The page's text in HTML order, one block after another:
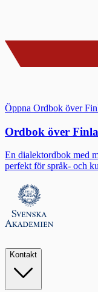
Öppna Ordbok över
Ordbok över
En dialektordbok med
perfekt för språk- och
Kontakt